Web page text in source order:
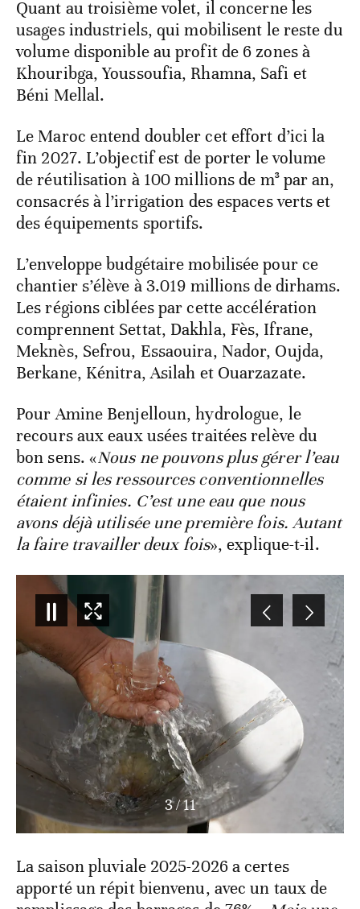
Quant au troisième volet, il concerne les
usages industriels, qui mobilisent le reste du
volume disponible au profit de 6 zones à
Khouribga, Youssoufia, Rhamna, Safi et
Béni Mellal.
Le Maroc entend doubler cet effort d’ici la
fin 2027. L’objectif est de porter le volume
de réutilisation à 100 millions de m³ par an,
consacrés à l’irrigation des espaces verts et
des équipements sportifs.
L’enveloppe budgétaire mobilisée pour ce
chantier s’élève à 3.019 millions de dirhams.
Les régions ciblées par cette accélération
comprennent Settat, Dakhla, Fès, Ifrane,
Meknès, Sefrou, Essaouira, Nador, Oujda,
Berkane, Kénitra, Asilah et Ouarzazate.
Pour Amine Benjelloun, hydrologue, le
recours aux eaux usées traitées relève du
bon sens. «Nous ne pouvons plus gérer l’eau
comme si les ressources conventionnelles
étaient infinies. C’est une eau que nous
avons déjà utilisée une première fois. Autant
la faire travailler deux fois», explique-t-il.
3/11
La saison pluviale 2025-2026 a certes
apporté un répit bienvenu, avec un taux de